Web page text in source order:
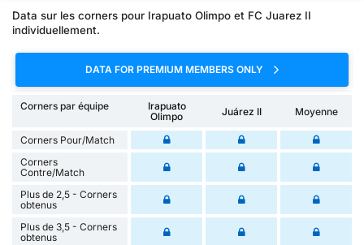
Data sur les corners pour Irapuato Olimpo et FC Juarez II
individuellement.
DATA FOR PREMIUM MEMBERS ONLY
Corners par équipe
Irapuato
Olimpo
Juárez II Moyenne
Corners Pour/Match
Corners
Contre/Match
Plus de 2,5 - Corners
obtenus
Plus de 3,5 - Corners
obtenus